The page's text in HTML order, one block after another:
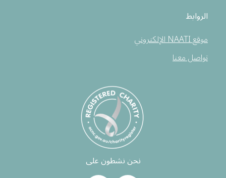
الروابط
موقع NAATI الإلكتروني
تواصل معنا
نحن نشطون على